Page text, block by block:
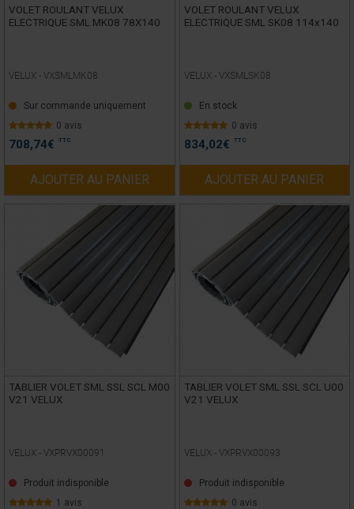
VOLET ROULANT VELUX
ELECTRIQUE SML MK08 78X140
VELUX - VXSMLMK08
Sur commande uniquement
0 avis
708,74€ TTC
AJOUTER AU PANIER
VOLET ROULANT VELUX
ELECTRIQUE SML SK08 114x140
VELUX - VXSMLSK08
En stock
0 avis
834,02€ TTC
AJOUTER AU PANIER
TABLIER VOLET SML SSL SCL M00
V21 VELUX
VELUX - VXPRVX00091
Produit indisponible
1 avis
TABLIER VOLET SML SSL SCL U00
V21 VELUX
VELUX - VXPRVX00093
Produit indisponible
0 avis